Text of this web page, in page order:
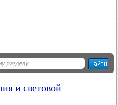
и световой